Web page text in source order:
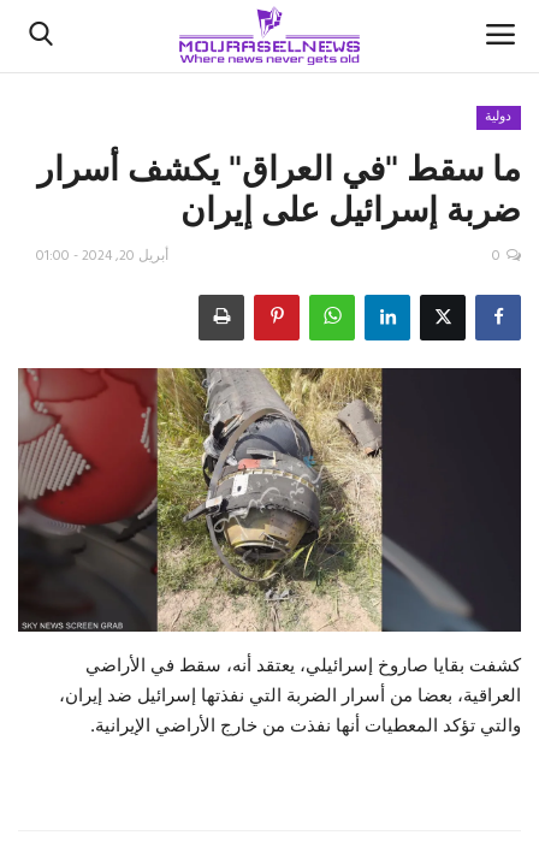
الأخبار
كتّابنا
اقتصاد
دولية
ما سقط "في العراق" يكشف أسرار
ضربة إسرائيل على إيران
أبريل 20, 2024 - 01:00 0
كشفت بقايا صاروخ إسرائيلي، يعتقد أنه، سقط في الأراضي
العراقية، بعضا من أسرار الضربة التي نفذتها إسرائيل ضد إيران،
والتي تؤكد المعطيات أنها نفذت من خارج الأراضي الإيرانية.